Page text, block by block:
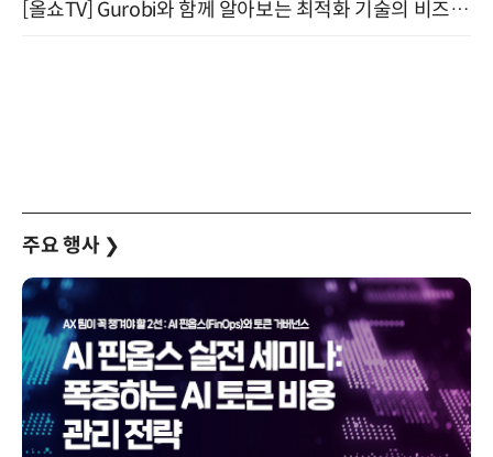
[올쇼TV] Gurobi와 함께 알아보는 최적화 기술의 비즈니스 활용 (8월 20일 생방송)
주요 행사 ❯